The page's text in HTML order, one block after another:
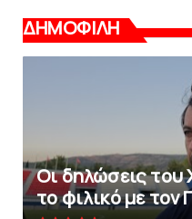
ΔΗΜΟΦΙΛΗ
Οι δηλώσεις του
το φιλικό με τoν